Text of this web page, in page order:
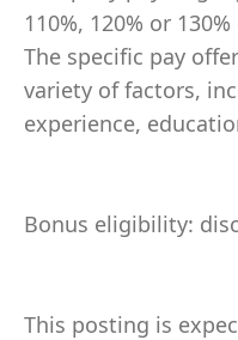
110%, 120% or
The specific pay
variety of factors,
experience,
Bonus eligibility:
This posting is